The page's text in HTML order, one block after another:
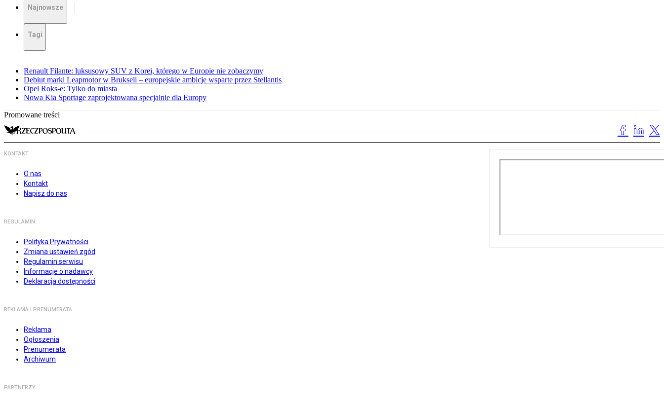
Najnowsze
Tagi
Renault Filante: luksusowy SUV z Korei, którego w Europie nie zobaczymy
Debiut marki Leapmotor w Brukseli – europejskie ambicje wsparte przez Stellantis
Opel Roks-e: Tylko do miasta
Nowa Kia Sportage zaprojektowana specjalnie dla Europy
Promowane treści
KONTAKT
O nas
Kontakt
Napisz do nas
REGULAMIN
Polityka Prywatności
Zmiana ustawień zgód
Regulamin serwisu
Informacje o nadawcy
Deklaracja dostępności
REKLAMA I PRENUMERATA
Reklama
Ogłoszenia
Prenumerata
Archiwum
PARTNERZY